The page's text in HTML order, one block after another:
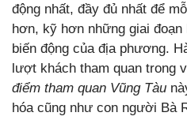
động nhất, đầy đủ nhất để
hơn, kỹ hơn những giai
biến động của địa phương.
lượt khách tham quan trong
điểm tham quan Vũng Tàu
hóa cũng như con người Bà